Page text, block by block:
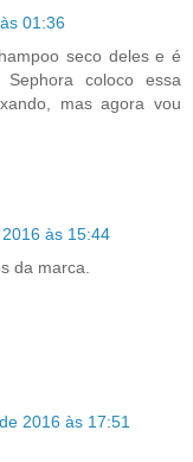
01:36
seco deles e é
coloco essa
mas agora vou
às 15:44
da marca.
2016 às 17:51